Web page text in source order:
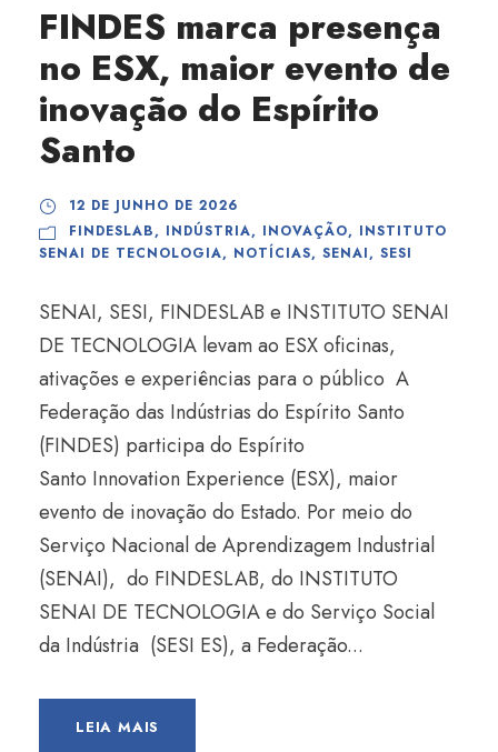
FINDES marca presença
no ESX, maior evento de
inovação do Espírito
Santo
12 DE JUNHO DE 2026
FINDESLAB, INDÚSTRIA, INOVAÇÃO, INSTITUTO
SENAI DE TECNOLOGIA, NOTÍCIAS, SENAI, SESI
SENAI, SESI, FINDESLAB e INSTITUTO SENAI
DE TECNOLOGIA levam ao ESX oficinas,
ativações e experiências para o público A
Federação das Indústrias do Espírito Santo
(FINDES) participa do Espírito
Santo Innovation Experience (ESX), maior
evento de inovação do Estado. Por meio do
Serviço Nacional de Aprendizagem Industrial
(SENAI), do FINDESLAB, do INSTITUTO
SENAI DE TECNOLOGIA e do Serviço Social
da Indústria (SESI ES), a Federação...
LEIA MAIS